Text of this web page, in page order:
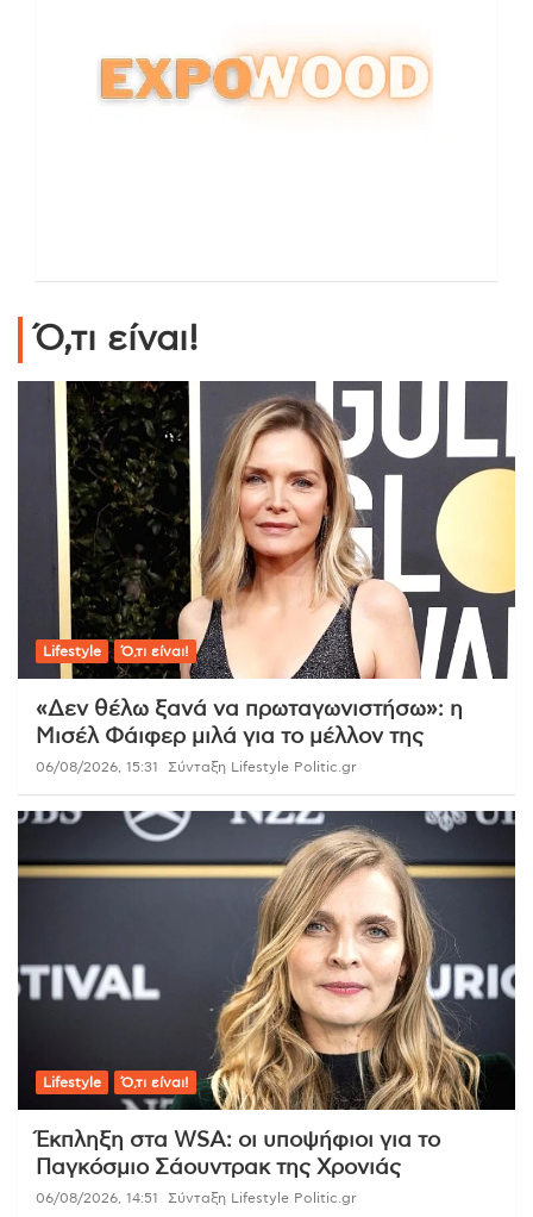
Ό,τι είναι!
Lifestyle Ό,τι είναι!
«Δεν θέλω ξανά να πρωταγωνιστήσω»: η
Μισέλ Φάιφερ μιλά για το μέλλον της
06/08/2026, 15:31 Σύνταξη Lifestyle Politic.gr
Lifestyle Ό,τι είναι!
Έκπληξη στα WSA: οι υποψήφιοι για το
Παγκόσμιο Σάουντρακ της Χρονιάς
06/08/2026, 14:51 Σύνταξη Lifestyle Politic.gr